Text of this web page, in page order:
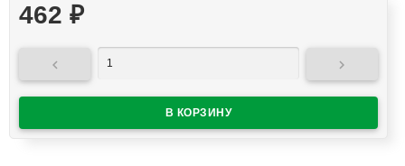
462 ₽
 